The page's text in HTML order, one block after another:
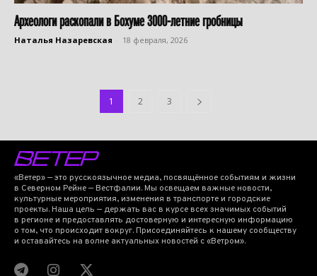
Археологи раскопали в Бохуме 3000-летние гробницы
Наталья Назаревская 18 февраля, 2026
1 2 3
«Ветер» — это русскоязычное медиа, посвящённое событиям и жизни
в Северном Рейне — Вестфалии. Мы освещаем важные новости,
культурные мероприятия, изменения в транспорте и городские
проекты. Наша цель — держать вас в курсе всех значимых событий
в регионе и предоставлять достоверную и интересную информацию
о том, что происходит вокруг. Присоединяйтесь к нашему сообществу
и оставайтесь на волне актуальных новостей с «Ветром».